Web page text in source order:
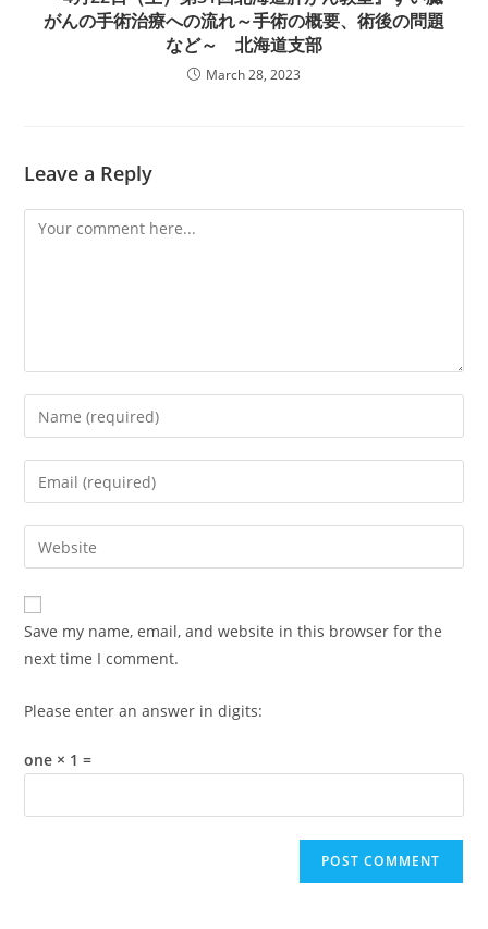
がんの手術治療への流れ～手術の概要、術後の問題
など～ 北海道支部
March 28, 2023
Leave a Reply
Comment
Enter
your
name
comment
Enter
your
email
address
comment
Enter
your
website
URL
(optional)
Save my name, email, and website in this browser for the
next time I comment.
Please enter an answer in digits:
one × 1 =